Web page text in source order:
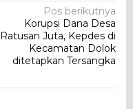
Pos berikutnya
Korupsi Dana Desa
Ratusan Juta, Kepdes di
Kecamatan Dolok
ditetapkan Tersangka